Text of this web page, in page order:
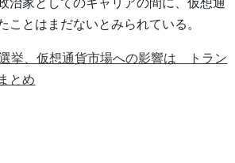
ことはまだないとみられている。
挙、仮想通貨市場への影響は トラン
とめ